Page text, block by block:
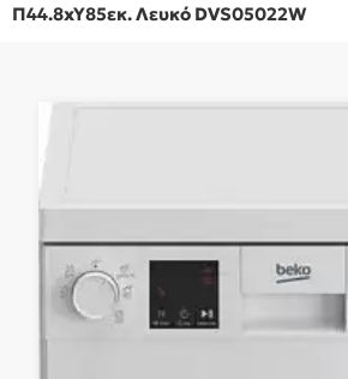
Π44.8xY85εκ. Λευκό DVS05022W